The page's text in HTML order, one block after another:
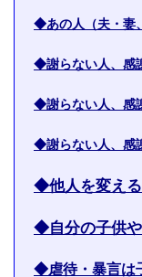
◆あの人（夫・妻
◆謝らない人、感
◆謝らない人、感
◆謝らない人、感
◆他人を変える
◆自分の子供
◆虐待・暴言は